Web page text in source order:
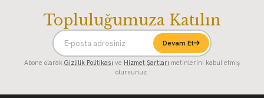
Topluluğumuza Katılın
Devam Et
Abone olarak Gizlilik Politikası ve Hizmet Şartları metinlerini kabul etmiş
olursunuz.